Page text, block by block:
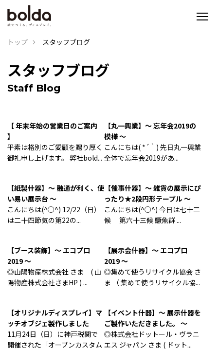
トップ スタッフブログ
スタッフブログ
Staff Blog
【 年末年始の営業日のご案内
】
平素は格別のご愛顧を賜り厚く
御礼申し上げます。 弊社bold...
【丸一興業】～ 忘年会2019の
模様 ～
こんにちは( *´｀) 先日丸一興業
全体で忘年会2019があ...
【紙製什器】～ 融通が利く、使
い易い展示台 ～
こんにちは(^○^) 12/22（日）
は二十四節気の第22の...
【催事什器】～ 雑貨の展示にぴ
ったり★2段円形テーブル ～
こんにちは(^○^) 今日は七十二
候 第六十三候 鱖魚群 ...
【ブース装飾】～ エコプロ
2019 ～
◎山陽物産株式会社 さま ( 山
陽物産株式会社さまHP ) ...
【展示会什器】～ エコプロ
2019 ～
◎集めて使うリサイクル協会 さ
ま （ 集めて使うリサイクル協...
【オリジナルディスプレイ】マ
ッチオブジェ製作しました
11月24日（日）に神戸税関で
開催された「オープンカスタム
【イベント什器】～ 展示什器を
ご製作いただきました。 ～
◎株式会社ドットール・ヴラニ
エス ジャパン さま ( ドット...